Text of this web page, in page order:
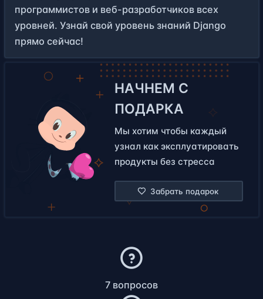
программистов и веб-разработчиков всех
уровней. Узнай свой уровень знаний Django
прямо сейчас!
НАЧНЕМ С
ПОДАРКА
Мы хотим чтобы каждый
узнал как эксплуатировать
продукты без стресса
Забрать подарок
7 вопросов